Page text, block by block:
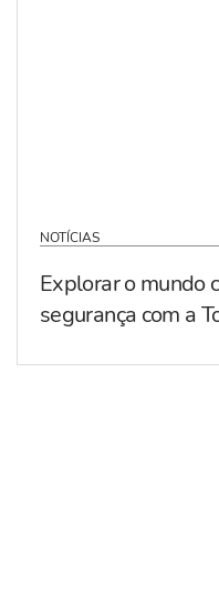
NOTÍCIAS
Explorar o mundo
segurança com a